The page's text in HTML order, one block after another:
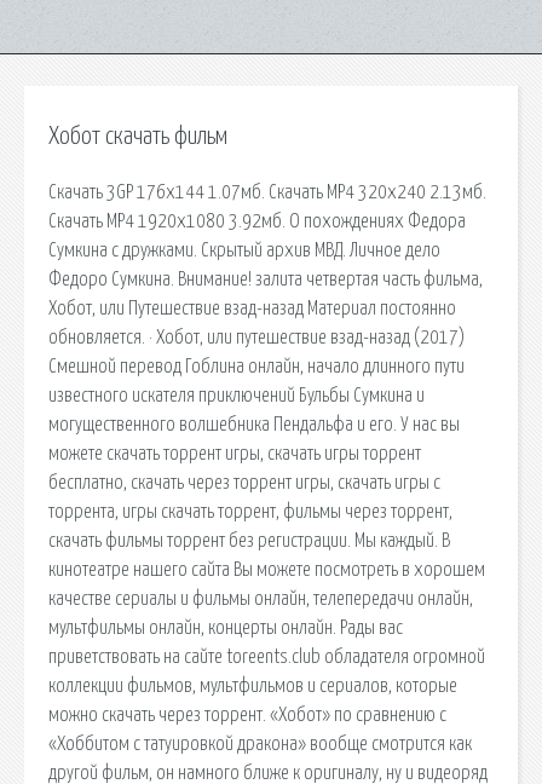
Хобот скачать фильм
Скачать 3GP 176x144 1.07мб. Скачать MP4 320x240 2.13мб.
Скачать MP4 1920x1080 3.92мб. О похождениях Федора
Сумкина с дружками. Скрытый архив МВД. Личное дело
Федоро Сумкина. Внимание! залита четвертая часть фильма,
Хобот, или Путешествие взад-назад Материал постоянно
обновляется. · Хобот, или путешествие взад-назад (2017)
Смешной перевод Гоблина онлайн, начало длинного пути
известного искателя приключений Бульбы Сумкина и
могущественного волшебника Пендальфа и его. У нас вы
можете скачать торрент игры, скачать игры торрент
бесплатно, скачать через торрент игры, скачать игры с
торрента, игры скачать торрент, фильмы через торрент,
скачать фильмы торрент без регистрации. Мы каждый. В
кинотеатре нашего сайта Вы можете посмотреть в хорошем
качестве сериалы и фильмы онлайн, телепередачи онлайн,
мультфильмы онлайн, концерты онлайн. Рады вас
приветствовать на сайте toreents.club обладателя огромной
коллекции фильмов, мультфильмов и сериалов, которые
можно скачать через торрент. «Хобот» по сравнению с
«Хоббитом с татуировкой дракона» вообще смотрится как
другой фильм, он намного ближе к оригиналу, ну и видеоряд